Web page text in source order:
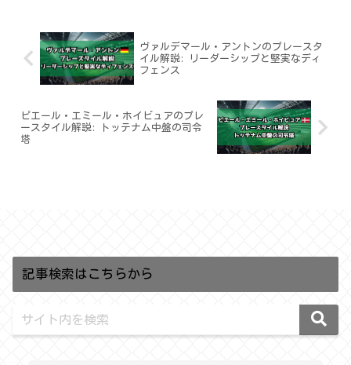
ヴァルデマール・アントンのプレースタ
イル解説: リーダーシップと堅実なディ
フェンス
ピエール・エミール・ホイビュアのプレ
ースタイル解説: トッテナム中盤の司令
塔
記事検索はこちらから